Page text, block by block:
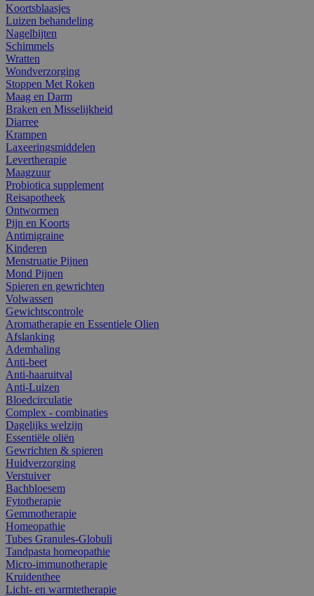
Koortsblaasjes
Luizen behandeling
Nagelbijten
Schimmels
Wratten
Wondverzorging
Stoppen Met Roken
Maag en Darm
Braken en Misselijkheid
Diarree
Krampen
Laxeeringsmiddelen
Levertherapie
Maagzuur
Probiotica supplement
Reisapotheek
Ontwormen
Pijn en Koorts
Antimigraine
Kinderen
Menstruatie Pijnen
Mond Pijnen
Spieren en gewrichten
Volwassen
Gewichtscontrole
Aromatherapie en Essentiele Olien
Afslanking
Ademhaling
Anti-beet
Anti-haaruitval
Anti-Luizen
Bloedcirculatie
Complex - combinaties
Dagelijks welzijn
Essentiële oliën
Gewrichten & spieren
Huidverzorging
Verstuiver
Bachbloesem
Fytotherapie
Gemmotherapie
Homeopathie
Tubes Granules-Globuli
Tandpasta homeopathie
Micro-immunotherapie
Kruidenthee
Licht- en warmtetherapie